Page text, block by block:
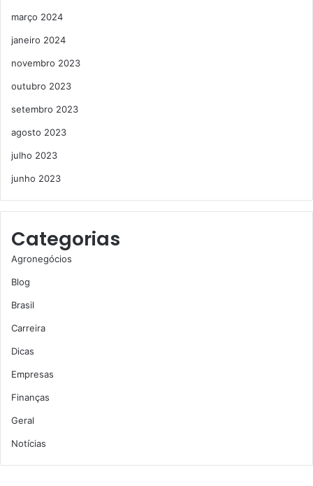
março 2024
janeiro 2024
novembro 2023
outubro 2023
setembro 2023
agosto 2023
julho 2023
junho 2023
Categorias
Agronegócios
Blog
Brasil
Carreira
Dicas
Empresas
Finanças
Geral
Notícias